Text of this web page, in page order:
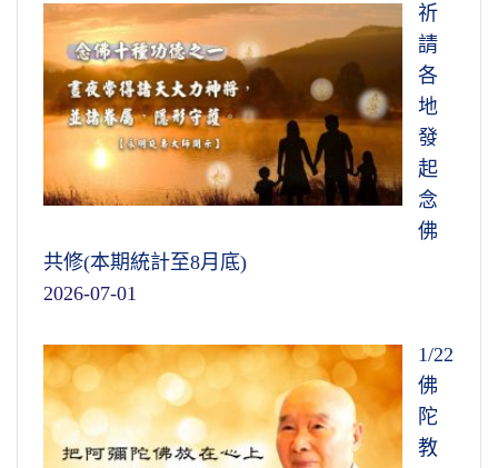
祈
請
各
地
發
起
念
佛
共修(本期統計至8月底)
2026-07-01
1/22
佛
陀
教